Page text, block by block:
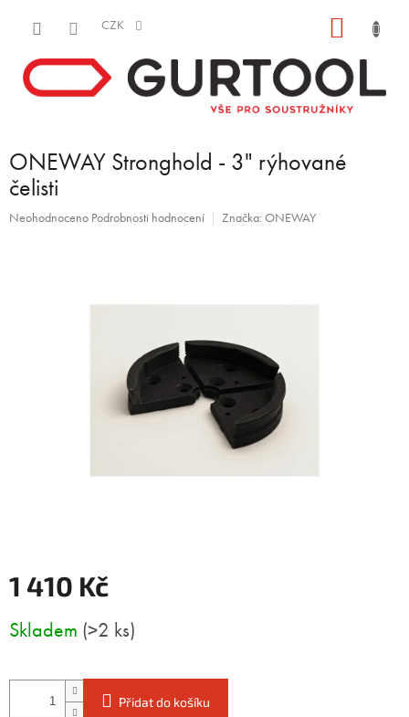
CZK
ONEWAY Stronghold - 3" rýhované
čelisti
Průměrné
Neohodnoceno Podrobnosti hodnocení Značka: ONEWAY
1 410 Kč
cena:
Skladem (>2 ks)
Přidat do košíku